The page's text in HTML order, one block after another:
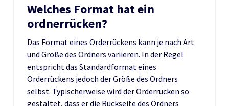
Welches Format hat ein
ordnerrücken?
Das Format eines Orderrückens kann je nach Art
und Größe des Ordners variieren. In der Regel
entspricht das Standardformat eines
Orderrückens jedoch der Größe des Ordners
selbst. Typischerweise wird der Orderrücken so
gestaltet, dass er die Rückseite des Ordners